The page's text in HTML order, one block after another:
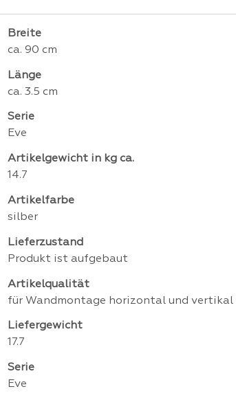
Breite
ca. 90 cm
Länge
ca. 3.5 cm
Serie
Eve
Artikelgewicht in kg ca.
14.7
Artikelfarbe
silber
Lieferzustand
Produkt ist aufgebaut
Artikelqualität
für Wandmontage horizontal und vertikal
Liefergewicht
17.7
Serie
Eve